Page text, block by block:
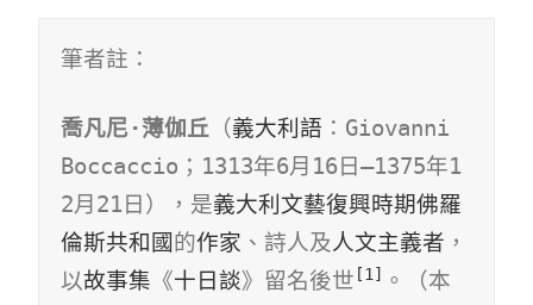
筆者註：
喬凡尼·薄伽丘 （義大利語 ： Giovanni
Boccaccio ；1313年6月16日—1375年1
2月21日），是義大利文藝復興時期佛羅
倫斯共和國的作家 、詩人及人文主義者 ，
以故事集 《十日談》留名後世 [1]
。（本